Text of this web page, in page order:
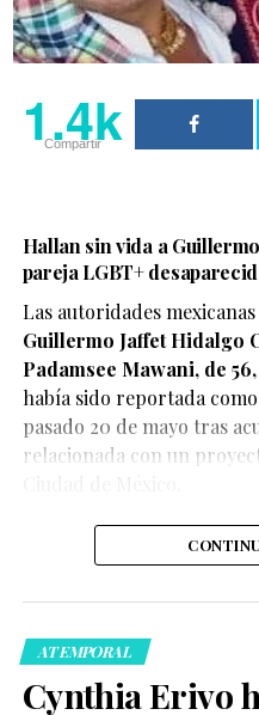
De acuerdo con el
ambos se encontraban
afecto cuando fueron
seguridad, quienes les
La denuncia rápidamente
1.4k
Compartir
Hallan sin vida a
pareja LGBT+
Las autoridades
Guillermo Jaffet Hidalgo
Padamsee Mawani, de
había sido reportada
pasado 20 de mayo tras
relacionada con un
ATEMPORAL
Cynthia Erivo